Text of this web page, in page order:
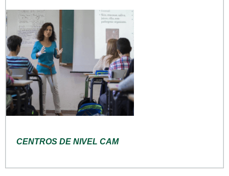
CENTROS DE NIVEL CAM